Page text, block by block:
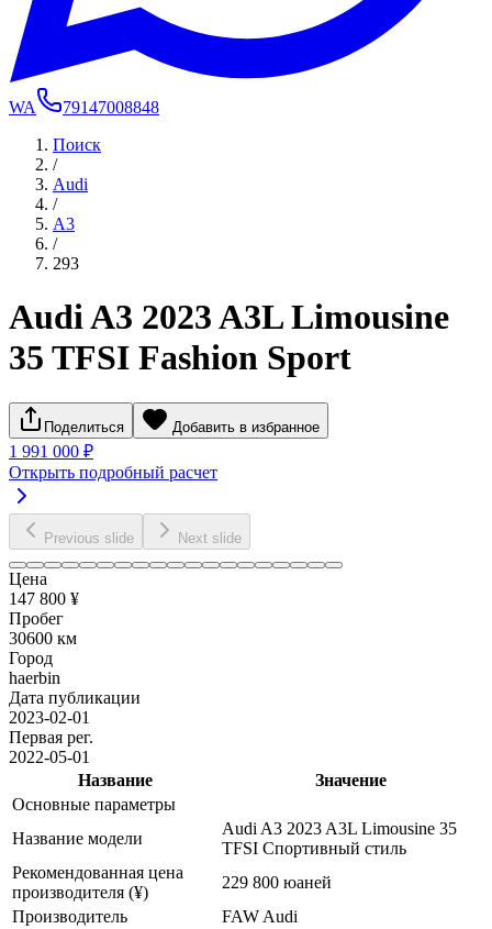
WA
79147008848
Поиск
/
Audi
/
A3
/
293
Audi A3 2023 A3L Limousine
35 TFSI Fashion Sport
Поделиться Добавить в избранное
1 991 000 ₽
Открыть подробный расчет
Previous slide Next slide
Цена
147 800 ¥
Пробег
30600 км
Город
haerbin
Дата публикации
2023-02-01
Первая рег.
2022-05-01
Название
Значение
Основные параметры
Название модели
Audi A3 2023 A3L Limousine 35
TFSI Спортивный стиль
Рекомендованная цена
производителя (¥)
229 800 юаней
Производитель
FAW Audi